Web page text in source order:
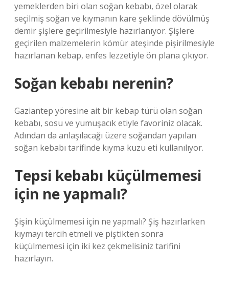
yemeklerden biri olan soğan kebabı, özel olarak
seçilmiş soğan ve kıymanın kare şeklinde dövülmüş
demir şişlere geçirilmesiyle hazırlanıyor. Şişlere
geçirilen malzemelerin kömür ateşinde pişirilmesiyle
hazırlanan kebap, enfes lezzetiyle ön plana çıkıyor.
Soğan kebabı nerenin?
Gaziantep yöresine ait bir kebap türü olan soğan
kebabı, sosu ve yumuşacık etiyle favoriniz olacak.
Adından da anlaşılacağı üzere soğandan yapılan
soğan kebabı tarifinde kıyma kuzu eti kullanılıyor.
Tepsi kebabı küçülmemesi
için ne yapmalı?
Şişin küçülmemesi için ne yapmalı? Şiş hazırlarken
kıymayı tercih etmeli ve piştikten sonra
küçülmemesi için iki kez çekmelisiniz tarifini
hazırlayın.